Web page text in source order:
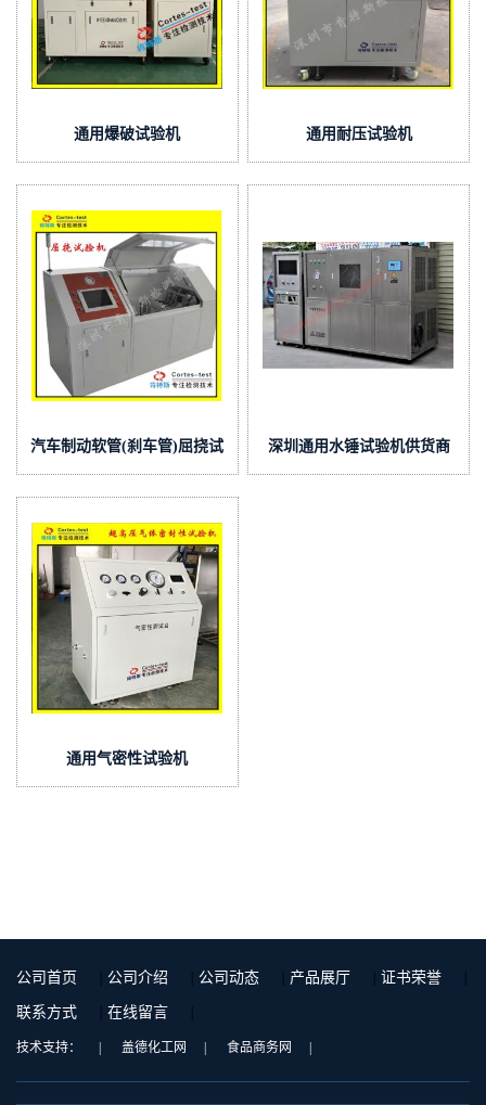
通用爆破试验机 通用耐压试验机
汽车制动软管(刹车管)屈挠试
验机
深圳通用水锤试验机供货商
通用气密性试验机
公司首页 公司介绍 公司动态 产品展厅 证书荣誉
联系方式 在线留言
技术支持： 盖德化工网 食品商务网